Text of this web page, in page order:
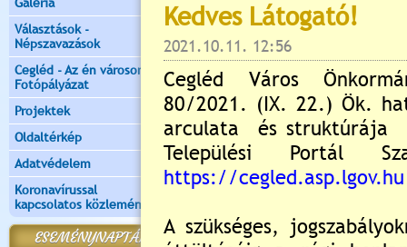
Választások -
Népszavazások
Cegléd - Az én városom -
Fotópályázat
Projektek
Oldaltérkép
Adatvédelem
Koronavírussal
kapcsolatos közlemények
ESEMÉNYNAPTÁR
Új hozzászólás:
Kérjük jelentkezzen be,